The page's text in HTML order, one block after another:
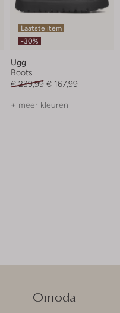
Laatste item
-30%
Ugg
Boots
€ 239,99 € 167,99
+ meer kleuren
Omoda